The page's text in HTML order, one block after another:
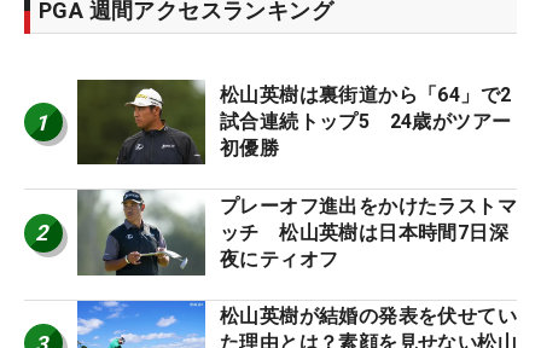
PGA 週間アクセスランキング
1
松山英樹は裏街道から「64」で2
試合連続トップ5 24歳がツアー
初優勝
2
プレーオフ進出をかけたラストマ
ッチ 松山英樹は日本時間7日深
夜にティオフ
松山英樹が結婚の発表を伏せてい
た理由とは？素顔を見せない松山